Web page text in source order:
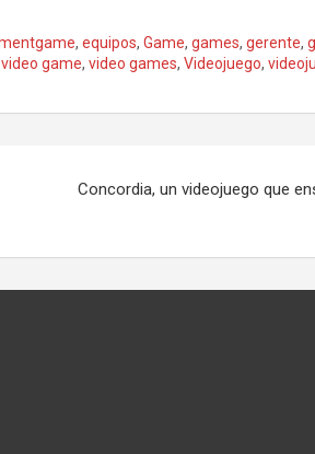
, equipos, Game, games, gerente,
video game, video games, Videojuego,
Concordia, un videojuego que